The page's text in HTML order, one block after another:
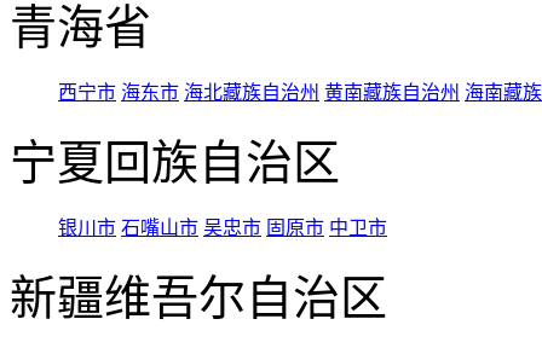
青海省
西宁市 海东市 海北藏族自治州 黄南藏族自治州 海南藏
宁夏回族自治区
银川市 石嘴山市 吴忠市 固原市 中卫市
新疆维吾尔自治区